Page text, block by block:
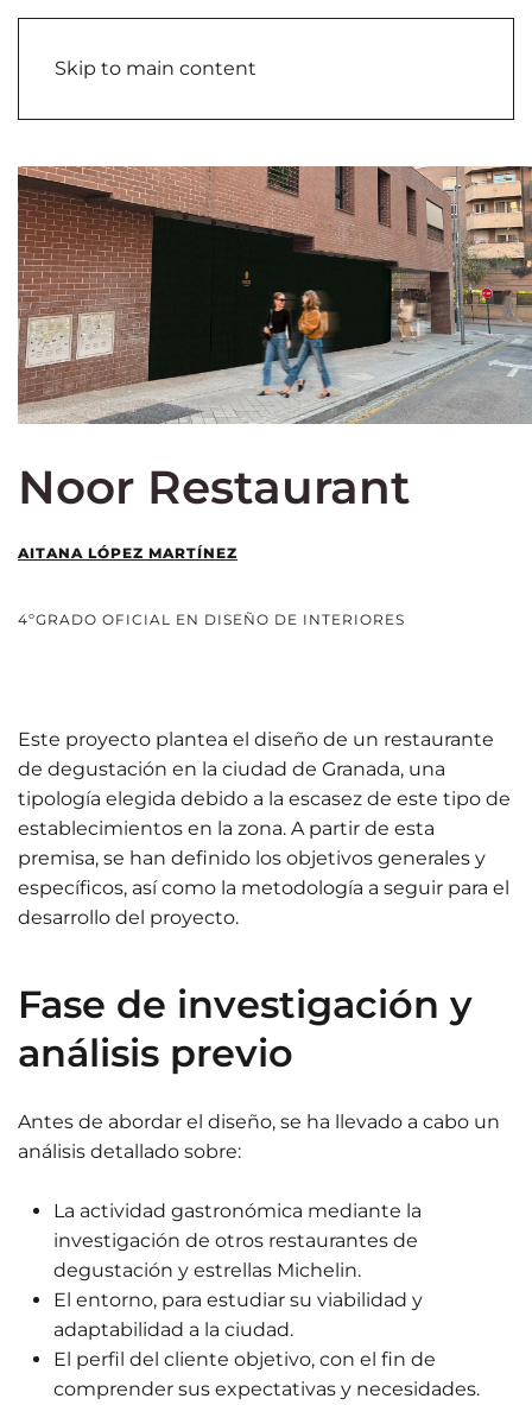
Skip to main content
Noor Restaurant
AITANA LÓPEZ MARTÍNEZ
4ºGRADO OFICIAL EN DISEÑO DE INTERIORES
Este proyecto plantea el diseño de un restaurante
de degustación en la ciudad de Granada, una
tipología elegida debido a la escasez de este tipo de
establecimientos en la zona. A partir de esta
premisa, se han definido los objetivos generales y
específicos, así como la metodología a seguir para el
desarrollo del proyecto.
Fase de investigación y
análisis previo
Antes de abordar el diseño, se ha llevado a cabo un
análisis detallado sobre:
La actividad gastronómica mediante la
investigación de otros restaurantes de
degustación y estrellas Michelin.
El entorno, para estudiar su viabilidad y
adaptabilidad a la ciudad.
El perfil del cliente objetivo, con el fin de
comprender sus expectativas y necesidades.